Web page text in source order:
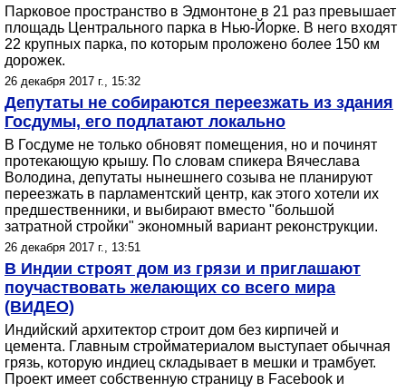
Парковое пространство в Эдмонтоне в 21 раз превышает
площадь Центрального парка в Нью-Йорке. В него входят
22 крупных парка, по которым проложено более 150 км
дорожек.
26 декабря 2017 г., 15:32
Депутаты не собираются переезжать из здания
Госдумы, его подлатают локально
В Госдуме не только обновят помещения, но и починят
протекающую крышу. По словам спикера Вячеслава
Володина, депутаты нынешнего созыва не планируют
переезжать в парламентский центр, как этого хотели их
предшественники, и выбирают вместо "большой
затратной стройки" экономный вариант реконструкции.
26 декабря 2017 г., 13:51
В Индии строят дом из грязи и приглашают
поучаствовать желающих со всего мира
(ВИДЕО)
Индийский архитектор строит дом без кирпичей и
цемента. Главным стройматериалом выступает обычная
грязь, которую индиец складывает в мешки и трамбует.
Проект имеет собственную страницу в Facebook и